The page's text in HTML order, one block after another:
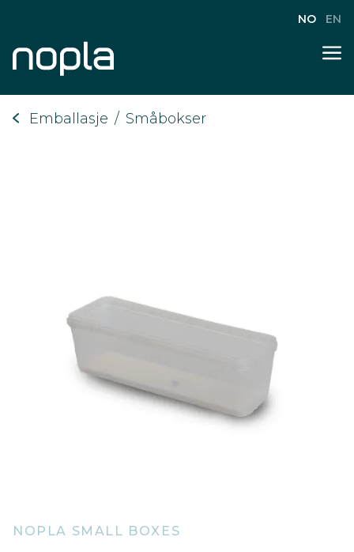
NO EN
Emballasje / Småbokser
NOPLA SMALL BOXES